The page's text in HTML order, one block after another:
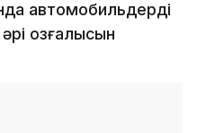
автомобильдерді
қозғалысын